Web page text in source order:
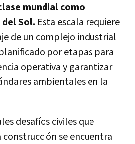
mundial como
Sol. Esta escala requiere
de un complejo industrial
por etapas para
operativa y garantizar
ambientales en la
desafíos civiles que
se encuentra